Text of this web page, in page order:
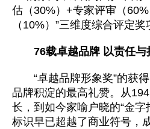
估（30%）+专家评审（
（10%）”三维度综合评定奖
76载卓越品牌 以责任
“卓越品牌形象奖”的获
品牌积淀的最高礼赞。从
长，到如今家喻户晓的“金字
标识早已超越了商业符号，